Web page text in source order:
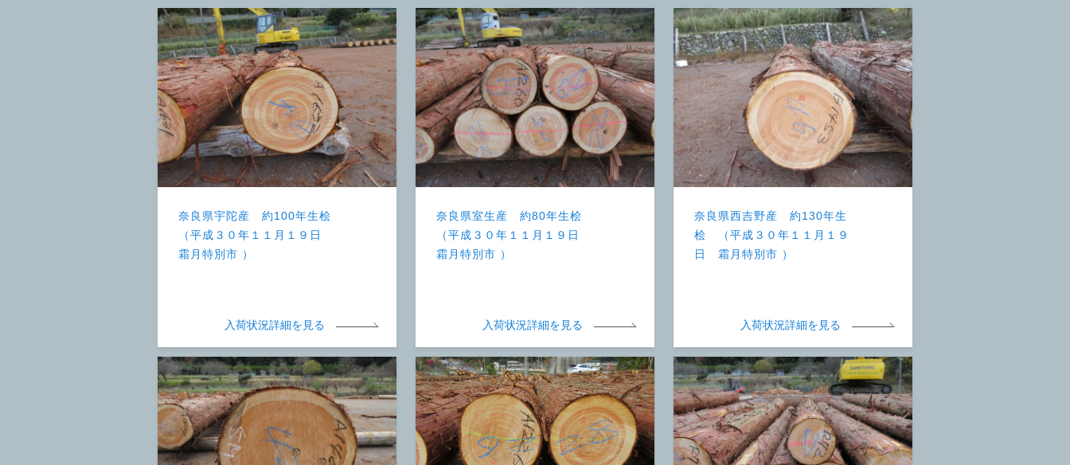
奈良県宇陀産 約100年生桧
（平成３０年１１月１９日
霜月特別市 ）
入荷状況詳細を見る
奈良県室生産 約80年生桧
（平成３０年１１月１９日
霜月特別市 ）
入荷状況詳細を見る
奈良県西吉野産 約130年生
桧 （平成３０年１１月１９
日 霜月特別市 ）
入荷状況詳細を見る